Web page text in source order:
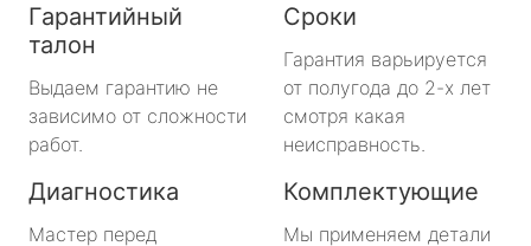
Гарантийный
талон
Выдаем гарантию не
зависимо от сложности
работ.
Сроки
Гарантия варьируется
от полугода до 2-х лет
смотря какая
неисправность.
Диагностика
Мастер перед
Комплектующие
Мы применяем детали